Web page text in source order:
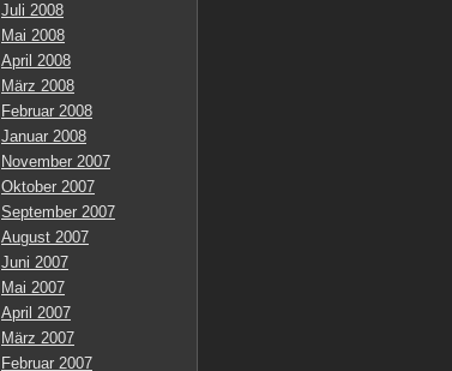
Juli 2008
Mai 2008
April 2008
März 2008
Februar 2008
Januar 2008
November 2007
Oktober 2007
September 2007
August 2007
Juni 2007
Mai 2007
April 2007
März 2007
Februar 2007